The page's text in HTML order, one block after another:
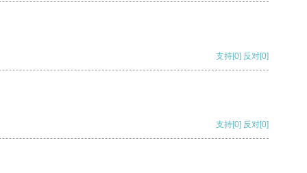
支持[0] 反对[0]
支持[0] 反对[0]